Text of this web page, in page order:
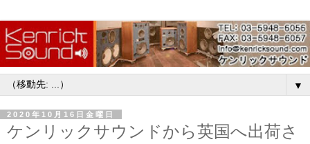
▼
2020年10月16日金曜日
ケンリックサウンドから英国へ出荷さ